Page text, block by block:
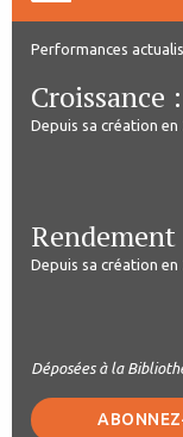
Performances
Croissance :
Depuis sa création en
Rendement
Depuis sa création en
Déposées à la